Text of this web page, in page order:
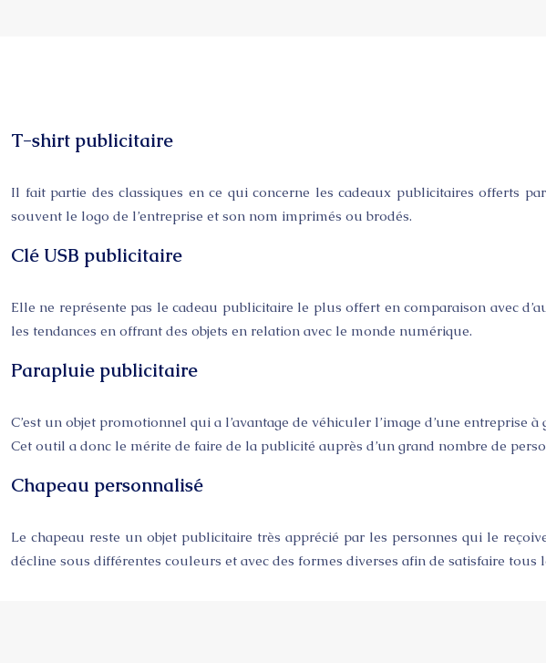
T-shirt publicitaire
Il fait partie des classiques en ce qui concerne les cadeaux publicitaires offerts
souvent le logo de l’entreprise et son nom imprimés ou brodés.
Clé USB publicitaire
Elle ne représente pas le cadeau publicitaire le plus offert en comparaison avec
les tendances en offrant des objets en relation avec le monde numérique.
Parapluie publicitaire
C’est un objet promotionnel qui a l’avantage de véhiculer l’image d’une
Cet outil a donc le mérite de faire de la publicité auprès d’un grand nombre de
Chapeau personnalisé
Le chapeau reste un objet publicitaire très apprécié par les personnes qui le
décline sous différentes couleurs et avec des formes diverses afin de satisfaire tous